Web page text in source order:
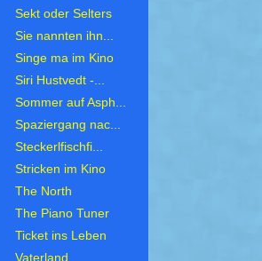
Sekt oder Selters
Sie nannten ihn...
Singe ma im Kino
Siri Hustvedt -...
Sommer auf Asph...
Spaziergang nac...
Steckerlfischfi...
Stricken im Kino
The North
The Piano Tuner
Ticket ins Leben
Vaterland